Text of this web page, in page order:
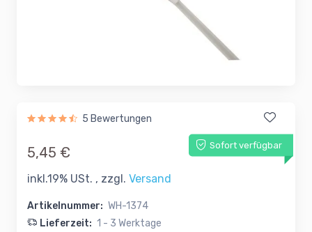
5 Bewertungen
Sofort verfügbar
5,45 €
inkl.19% USt. , zzgl. Versand
Artikelnummer: WH-1374
Lieferzeit: 1 - 3 Werktage